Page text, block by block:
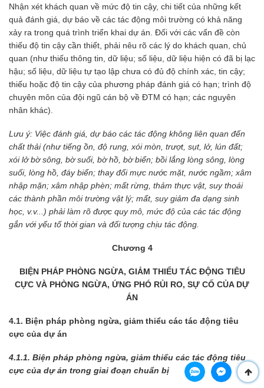
Nhận xét khách quan về mức độ tin cậy, chi tiết của những kết
quả đánh giá, dự báo về các tác động môi trường có khả năng
xảy ra trong quá trình triển khai dự án. Đối với các vấn đề còn
thiếu độ tin cậy cần thiết, phải nêu rõ các lý do khách quan, chủ
quan (như thiếu thông tin, dữ liệu; số liệu, dữ liệu hiện có đã bị lạc
hậu; số liệu, dữ liệu tự tạo lập chưa có đủ độ chính xác, tin cậy;
thiếu hoặc độ tin cậy của phương pháp đánh giá có hạn; trình độ
chuyên môn của đội ngũ cán bộ về ĐTM có hạn; các nguyên
nhân khác).
Lưu ý: Việc đánh giá, dự báo các tác động không liên quan đến
chất thải (như tiếng ồn, độ rung, xói mòn, trượt, sụt, lở, lún đất;
xói lở bờ sông, bờ suối, bờ hồ, bờ biển; bồi lắng lòng sông, lòng
suối, lòng hồ, đáy biển; thay đổi mực nước mặt, nước ngầm; xâm
nhập mặn; xâm nhập phèn; mất rừng, thảm thực vật, suy thoái
các thành phần môi trường vật lý; mất, suy giảm đa dạng sinh
học, v.v...) phải làm rõ được quy mô, mức độ của các tác động
gắn với yếu tố thời gian và đối tượng chịu tác động.
Chương 4
BIỆN PHÁP PHÒNG NGỪA, GIẢM THIỂU TÁC ĐỘNG TIÊU
CỰC VÀ PHÒNG NGỪA, ỨNG PHÓ RỦI RO, SỰ CỐ CỦA DỰ
ÁN
4.1. Biện pháp phòng ngừa, giảm thiểu các tác động tiêu
cực của dự án
4.1.1. Biện pháp phòng ngừa, giảm thiểu các tác động tiêu
cực của dự án trong giai đoạn chuẩn bị